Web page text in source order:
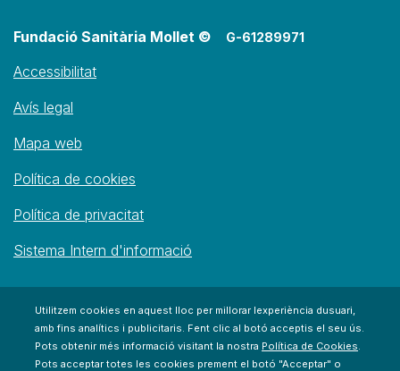
Fundació Sanitària Mollet © G-61289971
Accessibilitat
Avís legal
Mapa web
Política de cookies
Política de privacitat
Sistema Intern d'informació
Utilitzem cookies en aquest lloc per millorar lexperiència dusuari,
amb fins analítics i publicitaris. Fent clic al botó acceptis el seu ús.
Pots obtenir més informació visitant la nostra Política de Cookies.
Pots acceptar totes les cookies prement el botó "Acceptar" o